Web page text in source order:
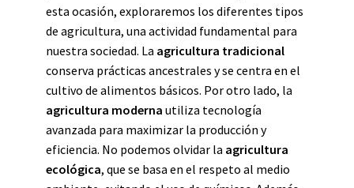
esta ocasión, exploraremos los diferentes tipos
de agricultura, una actividad fundamental para
nuestra sociedad. La agricultura tradicional
conserva prácticas ancestrales y se centra en el
cultivo de alimentos básicos. Por otro lado, la
agricultura moderna utiliza tecnología
avanzada para maximizar la producción y
eficiencia. No podemos olvidar la agricultura
ecológica, que se basa en el respeto al medio